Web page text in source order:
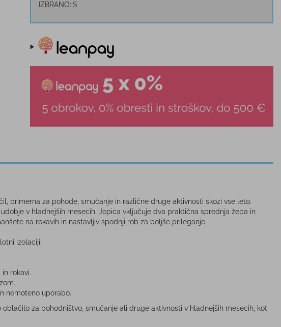
IZBRANO: S
primerna za pohode, smučanje in različne druge aktivnosti skozi vse leto.
v hladnejših mesecih. Jopica vključuje dva praktična sprednja žepa in
na rokavih in nastavljiv spodnji rob za boljše prileganje.
izolaciji.
rokavi.
nemoteno uporabo.
za pohodništvo, smučanje ali druge aktivnosti v hladnejših mesecih, kot